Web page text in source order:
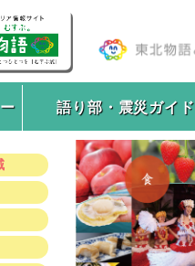
語り部・震災ガイド